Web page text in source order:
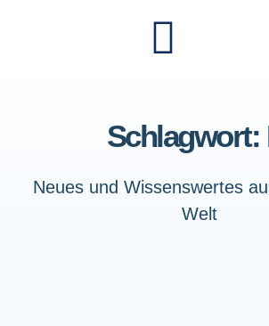
Schlagwort:
Neues und Wissenswertes
Welt